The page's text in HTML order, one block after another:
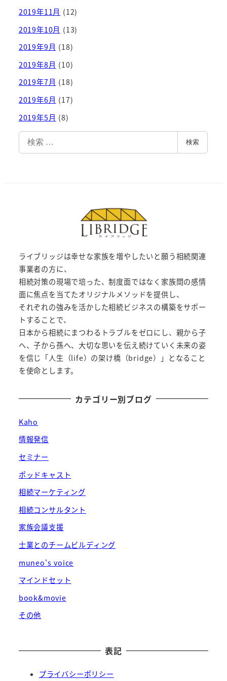
2019年11月 (12)
2019年10月 (13)
2019年9月 (18)
2019年8月 (10)
2019年7月 (18)
2019年6月 (17)
2019年5月 (8)
検
索
検索
ライブリッジは幸せな家族を増やしたいと願う相続関連
事業者の方に、
相続対策の現場で培った、制度面ではなく家族間の感情
面に焦点を当てたオリジナルメソッドを提供し、
それぞれの強みを活かした相続ビジネスの構築をサポー
トすることで、
日本から相続にまつわるトラブルをゼロにし、親から子
へ、子から孫へ、大切な思いを伝え続けていく未来の姿
を信じ「人生（life）の架け橋（bridge）」となること
を使命とします。
カテゴリー別ブログ
Kaho
情報発信
セミナー
ポッドキャスト
相続マーケティング
相続コンサルタント
家族会議支援
士業とのチームビルディング
muneo's voice
マインドセット
book&movie
その他
表記
プライバシーポリシー